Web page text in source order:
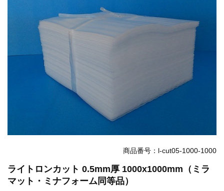
2025.8.4
夏季休業のお知らせ...
2024.2.27
全国へ確実・迅速に納品...
2024.2.27
オンラインショップを開設いたしました。...
商品番号：l-cut05-1000-1000
ライトロンカット 0.5mm厚 1000x1000mm（ミラ
マット・ミナフォーム同等品）